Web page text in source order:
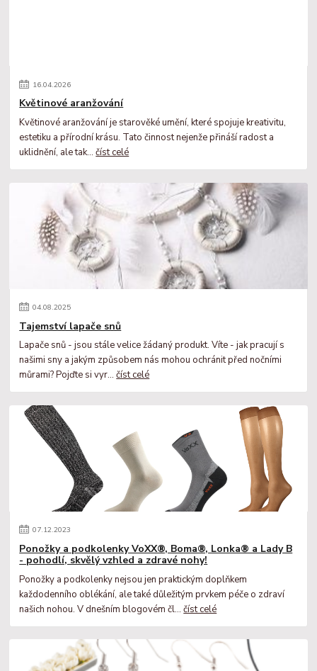
16.04.2026
Květinové aranžování
Květinové aranžování je starověké umění, které spojuje kreativitu,
estetiku a přírodní krásu. Tato činnost nejenže přináší radost a
uklidnění, ale tak...číst celé
04.08.2025
Tajemství lapače snů
Lapače snů - jsou stále velice žádaný produkt. Víte - jak pracují s
našimi sny a jakým způsobem nás mohou ochránit před nočními
můrami? Pojďte si vyr...číst celé
07.12.2023
Ponožky a podkolenky VoXX®, Boma®, Lonka® a Lady B
- pohodlí, skvělý vzhled a zdravé nohy!
Ponožky a podkolenky nejsou jen praktickým doplňkem
každodenního oblékání, ale také důležitým prvkem péče o zdraví
našich nohou. V dnešním blogovém čl...číst celé